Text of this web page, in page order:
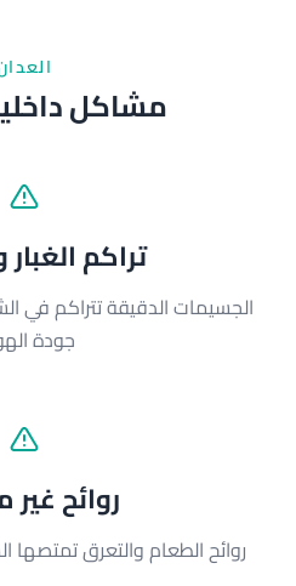
مشاكل
تراكم
الجسيمات الدقيقة تتراكم في
جودة
روائح غير
روائح الطعام والتعرق تمتصها